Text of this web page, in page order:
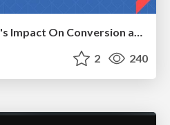
Measuring Dark Social's Impact On Conversion and Attribution
2 240